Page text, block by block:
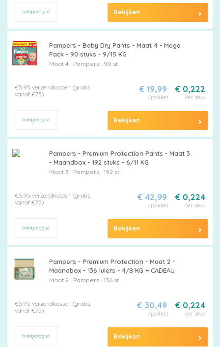
Bekijken
Pampers - Baby Dry Pants - Maat 4 - Mega
Pack - 90 stuks - 9/15 KG
Maat 4 Pampers90 st
€5,95 verzendkosten (gratis
vanaf €75)
€ 0,222
per stuk
€ 19,99
/pakket
Bekijken
Pampers - Premium Protection Pants - Maat 3
- Maandbox - 192 stuks - 6/11 KG
Maat 3 Pampers192 st
€5,95 verzendkosten (gratis
vanaf €75)
€ 0,224
per stuk
€ 42,99
/pakket
Bekijken
Pampers - Premium Protection - Maat 2 -
Maandbox - 136 luiers - 4/8 KG + CADEAU
Maat 2 Pampers136 st
€5,95 verzendkosten (gratis
vanaf €75)
€ 0,224
per stuk
€ 30,49
/pakket
Bekijken